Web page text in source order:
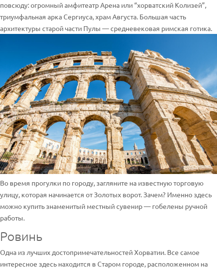
повсюду: огромный амфитеатр Арена или “хорватский Колизей”,
триумфальная арка Сергиуса, храм Августа. Большая часть
архитектуры старой части Пулы — средневековая римская готика.
Во время прогулки по городу, загляните на известную торговую
улицу, которая начинается от Золотых ворот. Зачем? Именно здесь
можно купить знаменитый местный сувенир — гобелены ручной
работы.
Ровинь
Одна из лучших достопримечательностей Хорватии. Все самое
интересное здесь находится в Старом городе, расположенном на